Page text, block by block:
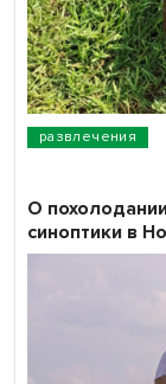
развлечения
О
синоптики в